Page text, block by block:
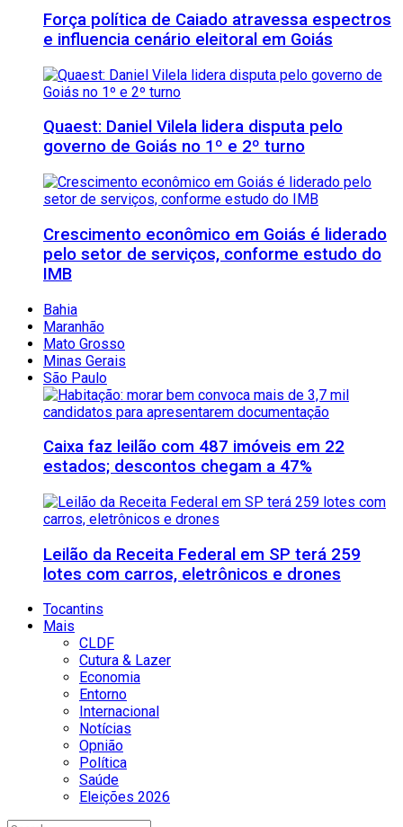
Força política de Caiado atravessa espectros
e influencia cenário eleitoral em Goiás
Quaest: Daniel Vilela lidera disputa pelo
governo de Goiás no 1º e 2º turno
Crescimento econômico em Goiás é liderado
pelo setor de serviços, conforme estudo do
IMB
Bahia
Maranhão
Mato Grosso
Minas Gerais
São Paulo
Caixa faz leilão com 487 imóveis em 22
estados; descontos chegam a 47%
Leilão da Receita Federal em SP terá 259
lotes com carros, eletrônicos e drones
Tocantins
Mais
CLDF
Cutura & Lazer
Economia
Entorno
Internacional
Notícias
Opnião
Política
Saúde
Eleições 2026